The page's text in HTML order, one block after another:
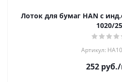
Лоток для бумаг HAN с
1020/25
Артикул:
252руб.